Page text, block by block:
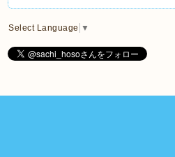
Select Language ▼